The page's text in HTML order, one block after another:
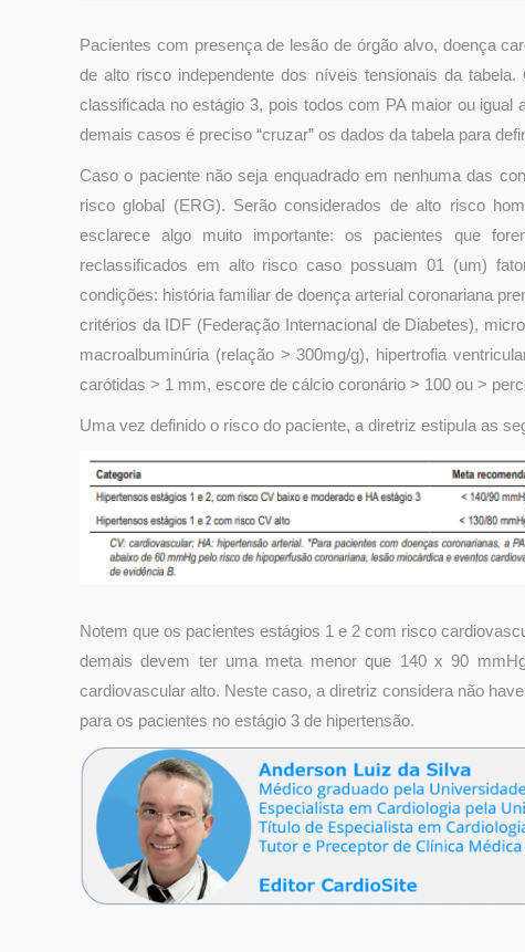
Pacientes com presença de lesão de órgão alvo, doença
de alto risco independente dos níveis tensionais da
classificada no estágio 3, pois todos com PA maior ou
demais casos é preciso “cruzar” os dados da tabela para
Caso o paciente não seja enquadrado em nenhuma das
risco global (ERG). Serão considerados de alto risco
esclarece algo muito importante: os pacientes que
reclassificados em alto risco caso possuam 01 (um)
condições: história familiar de doença arterial coronariana
critérios da IDF (Federação Internacional de Diabetes),
macroalbuminúria (relação > 300mg/g), hipertrofia
carótidas > 1 mm, escore de cálcio coronário > 100 ou >
Uma vez definido o risco do paciente, a diretriz estipula as
Notem que os pacientes estágios 1 e 2 com risco
demais devem ter uma meta menor que 140 x 90
cardiovascular alto. Neste caso, a diretriz considera não
para os pacientes no estágio 3 de hipertensão.